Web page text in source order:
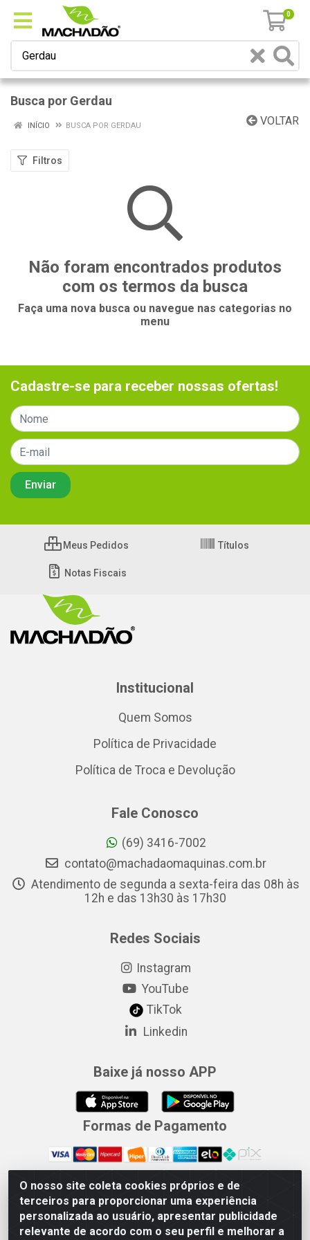
0
Busca por Gerdau
VOLTAR
INÍCIO BUSCA POR GERDAU
Filtros
Não foram encontrados produtos
com os termos da busca
Faça uma nova busca ou navegue nas categorias no
menu
O nosso site coleta cookies próprios e de
terceiros para proporcionar uma experiência
personalizada ao usuário, apresentar publicidade
relevante de acordo com o seu perfil e melhorar a
Cadastre-se para receber nossas ofertas!
Meus Pedidos Títulos
Notas Fiscais
Institucional
Quem Somos
Política de Privacidade
Política de Troca e Devolução
Fale Conosco
(69) 3416-7002
contato@machadaomaquinas.com.br
Atendimento de segunda a sexta-feira das 08h às
12h e das 13h30 às 17h30
Redes Sociais
Instagram
YouTube
TikTok
Linkedin
Baixe já nosso APP
Formas de Pagamento
Merconorte Distribuidora de Ferragens Ltda - Avenida Marechal
Rondon, 1571 - Centro, Ji-Paraná/RO - CEP 76.900-121 - CNPJ
10.779.165/000167